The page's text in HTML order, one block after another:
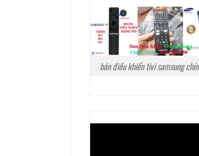
bán điều khiển tivi samsung